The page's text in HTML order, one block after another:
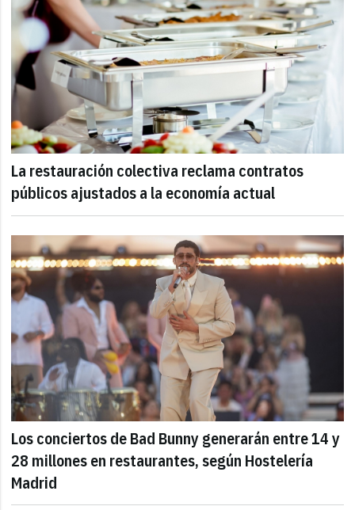
La restauración colectiva reclama contratos
públicos ajustados a la economía actual
Los conciertos de Bad Bunny generarán entre 14 y
28 millones en restaurantes, según Hostelería
Madrid